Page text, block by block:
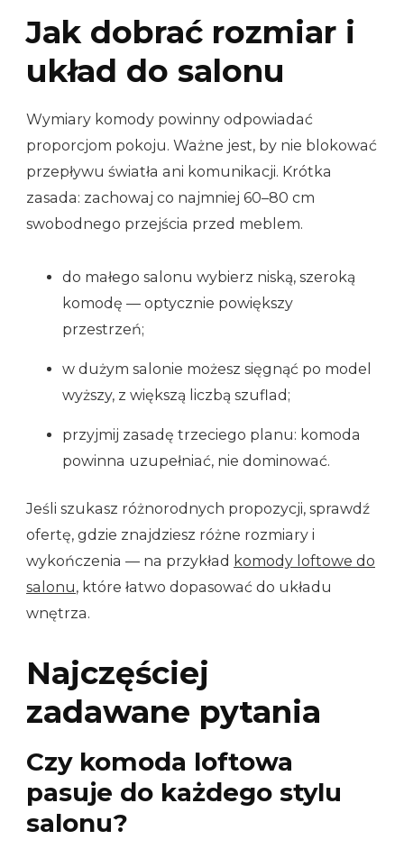
Jak dobrać rozmiar i
układ do salonu
Wymiary komody powinny odpowiadać
proporcjom pokoju. Ważne jest, by nie blokować
przepływu światła ani komunikacji. Krótka
zasada: zachowaj co najmniej 60–80 cm
swobodnego przejścia przed meblem.
do małego salonu wybierz niską, szeroką
komodę — optycznie powiększy
przestrzeń;
w dużym salonie możesz sięgnąć po model
wyższy, z większą liczbą szuflad;
przyjmij zasadę trzeciego planu: komoda
powinna uzupełniać, nie dominować.
Jeśli szukasz różnorodnych propozycji, sprawdź
ofertę, gdzie znajdziesz różne rozmiary i
wykończenia — na przykład komody loftowe do
salonu, które łatwo dopasować do układu
wnętrza.
Najczęściej
zadawane pytania
Czy komoda loftowa
pasuje do każdego stylu
salonu?